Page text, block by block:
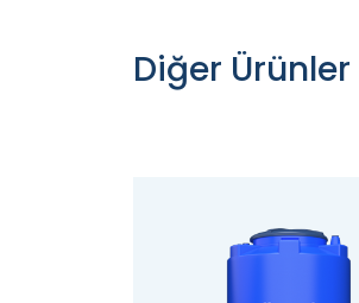
Diğer Ürünler